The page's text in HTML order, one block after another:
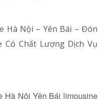
Hà Nội – Yên Bái – Đón
Có Chất Lượng Dịch Vụ